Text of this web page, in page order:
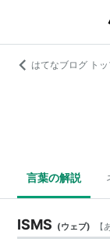
はてなブログ ト
言葉の解説
ISMS (ウェブ) 【